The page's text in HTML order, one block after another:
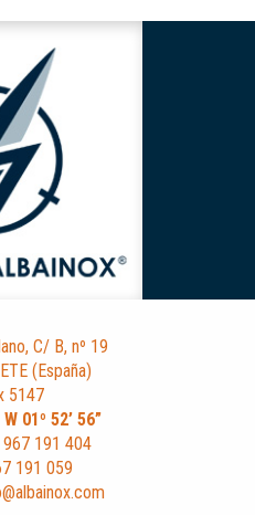
C/ B, nº 19
(España)
5147
01º 52’ 56”
191 404
191 059